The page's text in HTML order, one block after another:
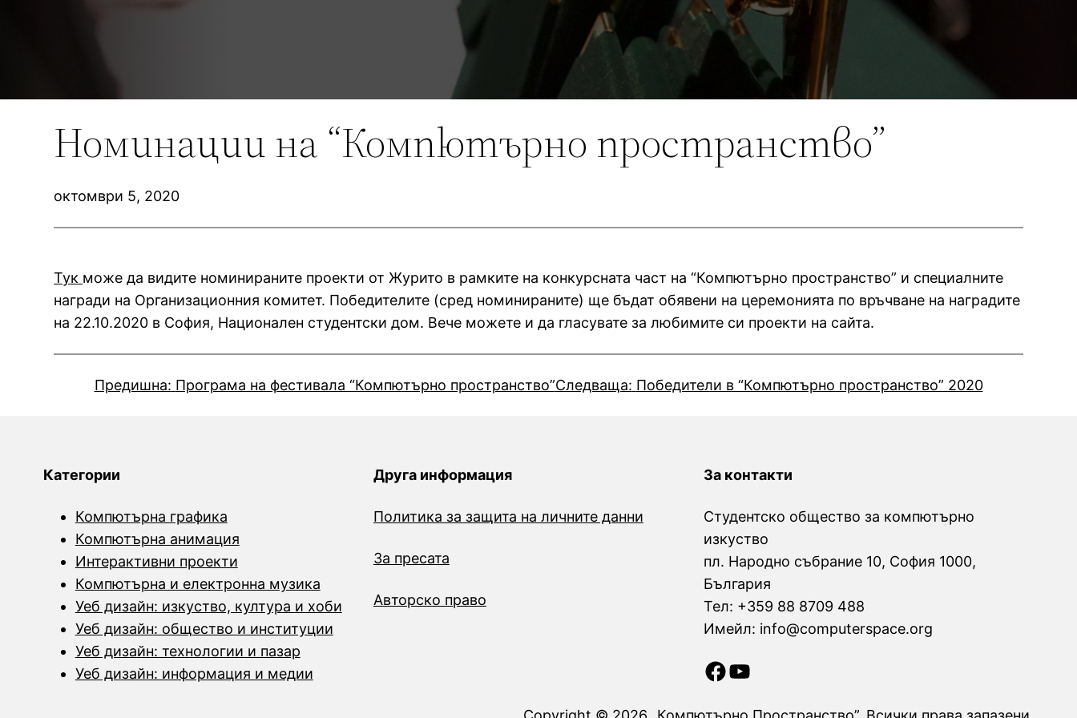
Номинации на “Компютърно пространство”
октомври 5, 2020
Тук може да видите номинираните проекти от Журито в рамките на конкурсната част на “Компютърно пространство” и специалните
награди на Организационния комитет. Победителите (сред номинираните) ще бъдат обявени на церемонията по връчване на наградите
на 22.10.2020 в София, Национален студентски дом. Вече можете и да гласувате за любимите си проекти на сайта.
Предишна: Програма на фестивала “Компютърно пространство”Следваща: Победители в “Компютърно пространство” 2020
Категории
Компютърна графика
Компютърна анимация
Интерактивни проекти
Компютърна и електронна музика
Уеб дизайн: изкуство, култура и хоби
Уеб дизайн: общество и институции
Уеб дизайн: технологии и пазар
Уеб дизайн: информация и медии
Друга информация
Политика за защита на личните данни
За пресата
Авторско право
За контакти
Студентско общество за компютърно
изкуство
пл. Народно събрание 10, София 1000,
България
Тел: +359 88 8709 488
Имейл: info@computerspace.org
Facebook YouTube